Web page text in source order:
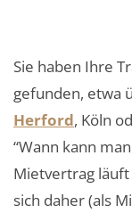
Sie haben Ihre
gefunden, etwa
Herford, Köln
“Wann kann
Mietvertrag läuft
sich daher (als